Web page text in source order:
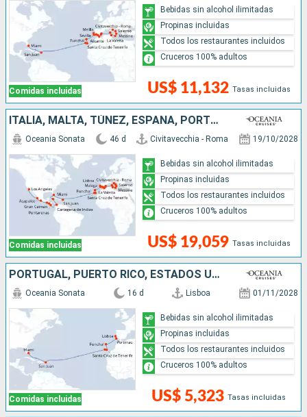
Comidas incluidas US$ 11,132 Tasas incluidas
Bebidas sin alcohol ilimitadas
Propinas incluidas
Todos los restaurantes incluidos
Cruceros 100% adultos
ITALIA, MALTA, TÚNEZ, ESPAÑA, PORTUGAL, PUERTO RICO, ISLAS CAIMÁN, COLOMBIA, COSTA RICA, NICARAGUA, GUATEMALA, MÉXICO, ESTADOS UNIDOS
Comidas incluidas
Oceania Sonata 46 d Civitavecchia - Roma 19/10/2028
US$ 19,059 Tasas incluidas
Bebidas sin alcohol ilimitadas
Propinas incluidas
Todos los restaurantes incluidos
Cruceros 100% adultos
PORTUGAL, PUERTO RICO, ESTADOS UNIDOS
Comidas incluidas
Oceania Sonata 16 d Lisboa 01/11/2028
US$ 5,323 Tasas incluidas
Bebidas sin alcohol ilimitadas
Propinas incluidas
Todos los restaurantes incluidos
Cruceros 100% adultos